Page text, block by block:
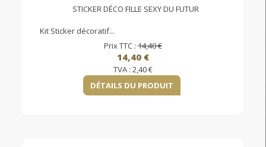
STICKER DÉCO FILLE SEXY DU FUTUR
Kit Sticker décoratif...
Prix TTC :14,40 €
14,40 €
TVA : 2,40 €
DÉTAILS DU PRODUIT